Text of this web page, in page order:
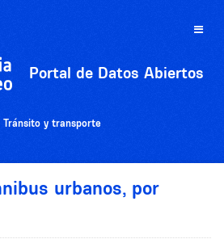
Toggle
Portal de Datos Abiertos
Tránsito y transporte
urbanos, por